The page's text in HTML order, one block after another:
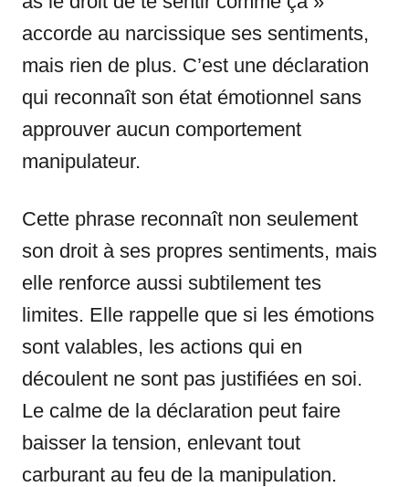
accorde au narcissique ses sentiments,
mais rien de plus. C’est une déclaration
qui reconnaît son état émotionnel sans
approuver aucun comportement
manipulateur.
Cette phrase reconnaît non seulement
son droit à ses propres sentiments, mais
elle renforce aussi subtilement tes
limites. Elle rappelle que si les émotions
sont valables, les actions qui en
découlent ne sont pas justifiées en soi.
Le calme de la déclaration peut faire
baisser la tension, enlevant tout
carburant au feu de la manipulation.